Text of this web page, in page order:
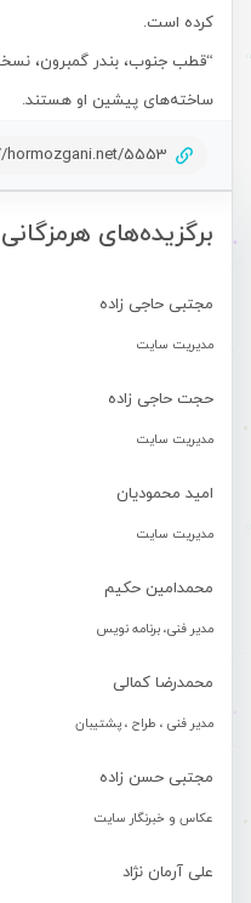
برگزیده‌های هرمزگانی
مجتبی حاجی زاده
مدیریت سایت
حجت حاجی زاده
مدیریت سایت
امید محمودیان
مدیریت سایت
محمدامین حکیم
مدیر فنی، برنامه نویس
محمدرضا کمالی
مدیر فنی ، طراح ، پشتیبان
مجتبی حسن زاده
عکاس و خبرنگار سایت
علی آرمان نژاد
کرده است.
“قطب جنوب، بندر گمبرون،
ساخته‌‌های پیشین او هستند.
hormozgani.net/5553